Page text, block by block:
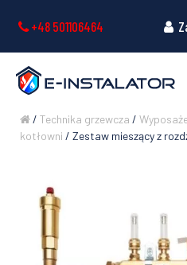
+48 501106464
/ Technika grzewcza /
kotłowni / Zestaw mieszący z